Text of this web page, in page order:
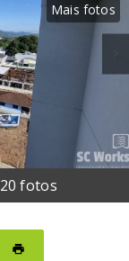
Mais fotos
20 fotos